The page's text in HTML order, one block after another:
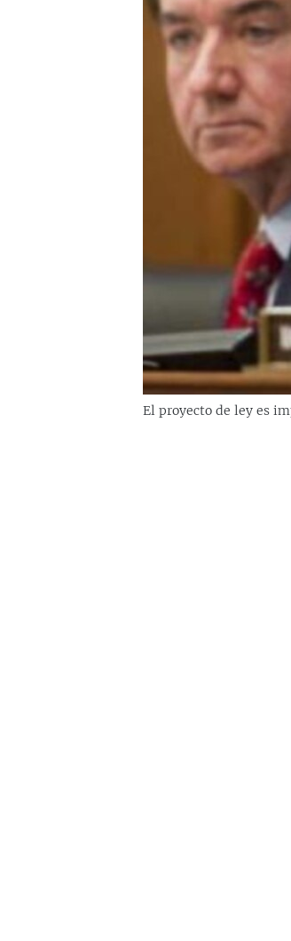
LA REALIDAD DE LA VIVIENDA EN
LA INVASIÓN DE RUSIA A UCRANIA
El proyecto de ley es